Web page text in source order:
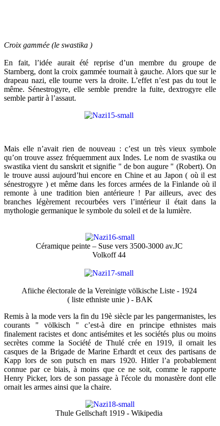
Croix gammée (le swastika )
En fait, l’idée aurait été reprise d’un membre du groupe de
Starnberg, dont la croix gammée tournait à gauche. Alors que sur le
drapeau nazi, elle tourne vers la droite. L’effet n’est pas du tout le
même. Sénestrogyre, elle semble prendre la fuite, dextrogyre elle
semble partir à l’assaut.
Mais elle n’avait rien de nouveau : c’est un très vieux symbole
qu’on trouve assez fréquemment aux Indes. Le nom de svastika ou
swastika vient du sanskrit et signifie " de bon augure " (Robert). On
le trouve aussi aujourd’hui encore en Chine et au Japon ( où il est
sénestrogyre ) et même dans les forces armées de la Finlande où il
remonte à une tradition bien antérieure ! Par ailleurs, avec des
branches légèrement recourbées vers l’intérieur il était dans la
mythologie germanique le symbole du soleil et de la lumière.
Céramique peinte – Suse vers 3500-3000 av.JC
Volkoff 44
Afiiche électorale de la Vereinigte völkische Liste - 1924
( liste ethniste unie ) - BAK
Remis à la mode vers la fin du 19è siècle par les pangermanistes, les
courants " völkisch " c’est-à dire en principe ethnistes mais
finalement racistes et donc antisémites et les sociétés plus ou moins
secrètes comme la Société de Thulé crée en 1919, il ornait les
casques de la Brigade de Marine Erhardt et ceux des partisans de
Kapp lors de son putsch en mars 1920. Hitler l’a probablement
connue par ce biais, à moins que ce ne soit, comme le rapporte
Henry Picker, lors de son passage à l'école du monastère dont elle
ornait les armes ainsi que la chaire.
Thule Gellschaft 1919 - Wikipedia